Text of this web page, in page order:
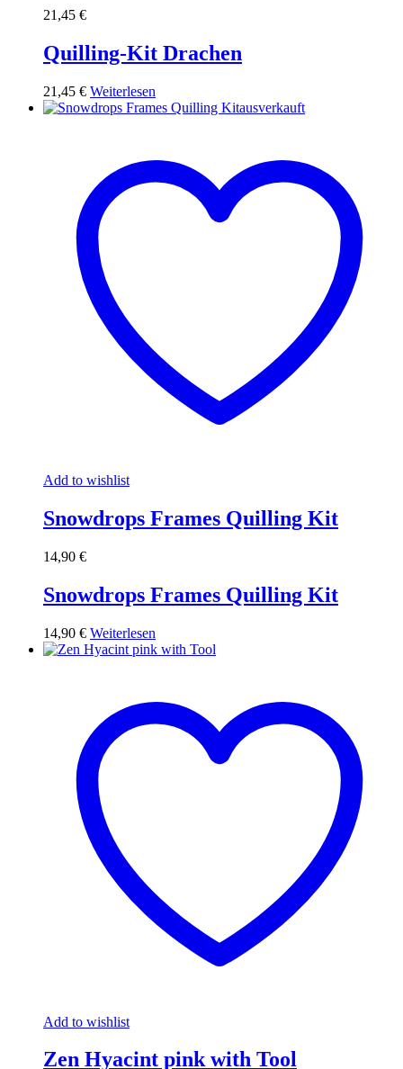
21,45 €
Quilling-Kit Drachen
21,45 € Weiterlesen
ausverkauft
Add to wishlist
Snowdrops Frames Quilling Kit
14,90 €
Snowdrops Frames Quilling Kit
14,90 € Weiterlesen
Add to wishlist
Zen Hyacint pink with Tool